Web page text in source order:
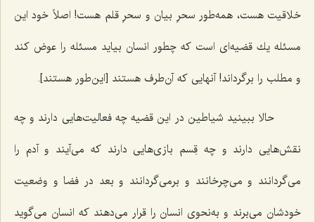
خلاقیت هست، همه‌طور سحرِ بیان و سحرِ قلم هست! اصلاً خود این
مسئله یك قضیه‌اى است كه چطور انسان بیاید مسئله را عوض کند
و مطلب را برگرداند! آنهایی که آن‌طرف هستند [این‌طور هستند].
حالا ببینید شیاطین در این قضیه چه فعالیت‌هایى دارند و چه
نقش‌هایى دارند و چه قِسم بازى‌هایى دارند كه می‌آیند و آدم را
می‌گردانند و مى‌چرخانند و برمى‌گردانند و بعد در فضا و وضعیت
خودشان مى‌برند و به‌نحوى انسان را قرار مى‌دهند كه انسان مى‌گوید